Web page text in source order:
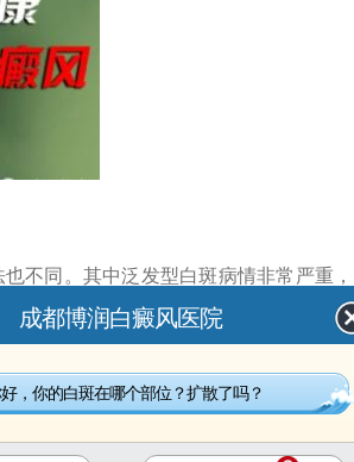
不同。其中泛发型白斑病情非常严重，
风疾病需要到正规医院去治疗，在专业
病因等，在对其采取综合疗法，比如中
风的过程中也会更加重视治疗安全性，
成都博润白癜风医院
，你的白斑在哪个部位？扩散了吗？